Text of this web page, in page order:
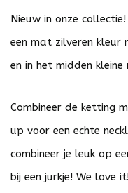
Nieuw in onze
een mat zilveren kleur
en in het midden kleine
Combineer de ketting
up voor een echte
combineer je leuk op
bij een jurkje! We love